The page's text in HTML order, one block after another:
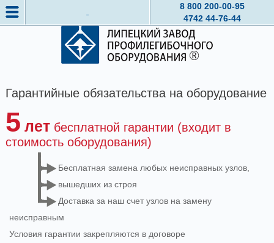
Гарантийные обязательства на оборудование
5 летбесплатной гарантии (входит в
стоимость оборудования)
Бесплатная замена любых неисправных узлов,
вышедших из строя
Доставка за наш счет узлов на замену
неисправным
Условия гарантии закрепляются в договоре
8 800200-00-95
4742 44-76-44